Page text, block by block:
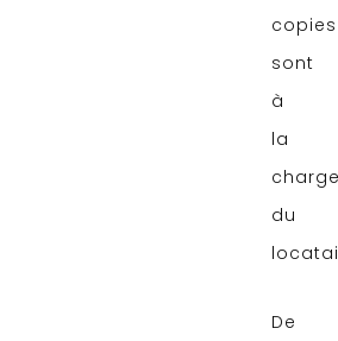
copies
sont
à
la
du
De